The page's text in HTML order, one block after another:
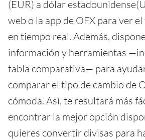
(EUR) a dólar
web o la app de OFX para ver
en tiempo real. Además,
información y herramientas
tabla comparativa— para
comparar el tipo de cambio de
cómoda. Así, te resultará más
encontrar la mejor opción
quieres convertir divisas para